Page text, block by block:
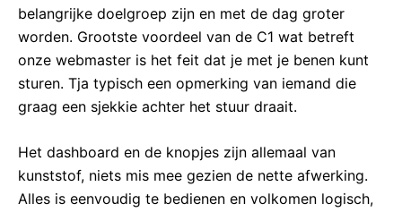
belangrijke doelgroep zijn en met de dag groter
worden. Grootste voordeel van de C1 wat betreft
onze webmaster is het feit dat je met je benen kunt
sturen. Tja typisch een opmerking van iemand die
graag een sjekkie achter het stuur draait.
Het dashboard en de knopjes zijn allemaal van
kunststof, niets mis mee gezien de nette afwerking.
Alles is eenvoudig te bedienen en volkomen logisch,